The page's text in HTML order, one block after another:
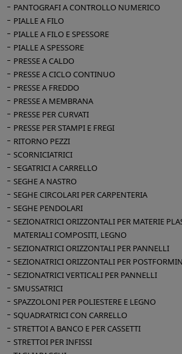
PANTOGRAFI A CONTROLLO NUMERICO
PIALLE A FILO
PIALLE A FILO E SPESSORE
PIALLE A SPESSORE
PRESSE A CALDO
PRESSE A CICLO CONTINUO
PRESSE A FREDDO
PRESSE A MEMBRANA
PRESSE PER CURVATI
PRESSE PER STAMPI E FREGI
RITORNO PEZZI
SCORNICIATRICI
SEGATRICI A CARRELLO
SEGHE A NASTRO
SEGHE CIRCOLARI PER CARPENTERIA
SEGHE PENDOLARI
SEZIONATRICI ORIZZONTALI PER MATERIE
MATERIALI COMPOSITI, LEGNO
SEZIONATRICI ORIZZONTALI PER PANNELLI
SEZIONATRICI ORIZZONTALI PER
SEZIONATRICI VERTICALI PER PANNELLI
SMUSSATRICI
SPAZZOLONI PER POLIESTERE E LEGNO
SQUADRATRICI CON CARRELLO
STRETTOI A BANCO E PER CASSETTI
STRETTOI PER INFISSI